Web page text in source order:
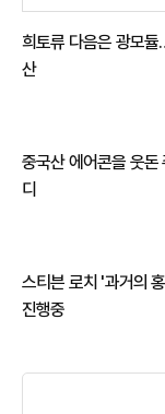
희토류 다음은 광모
산
중국산 에어콘을 웃돈
디
스티븐 로치 '과거의
진행중